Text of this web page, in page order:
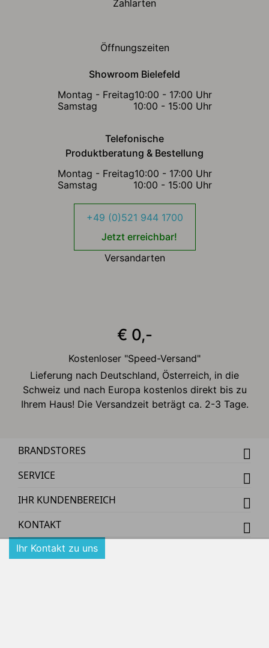
Zahlarten
Öffnungszeiten
Showroom Bielefeld
Montag - Freitag10:00 - 17:00 Uhr
Samstag
10:00 - 15:00 Uhr
Telefonische
Produktberatung & Bestellung
Montag - Freitag10:00 - 17:00 Uhr
Samstag
10:00 - 15:00 Uhr
+49 (0)521 944 1700
Jetzt erreichbar!
Versandarten
€ 0,-
Kostenloser "Speed-Versand"
Lieferung nach Deutschland, Österreich, in die
Schweiz und nach Europa kostenlos direkt bis zu
Ihrem Haus! Die Versandzeit beträgt ca. 2-3 Tage.
BRANDSTORES
SERVICE
IHR KUNDENBEREICH
KONTAKT
Ihr Kontakt zu uns